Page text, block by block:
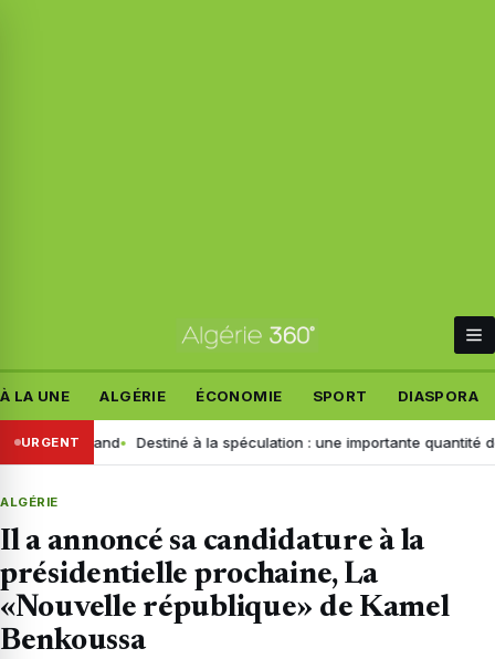
À LA UNE ALGÉRIE ÉCONOMIE SPORT DIASPORA
URGENT
allemand Destiné à la spéculation : une importante quantité de
ALGÉRIE
Il a annoncé sa candidature à la
présidentielle prochaine, La
«Nouvelle république» de Kamel
Benkoussa